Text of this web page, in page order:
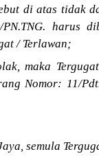
di atas tidak
harus
/ Terlawan;
maka
Nomor: 11/
semula